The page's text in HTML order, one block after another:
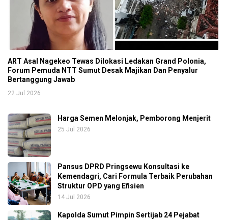
ART Asal Nagekeo Tewas Dilokasi Ledakan Grand Polonia,
Forum Pemuda NTT Sumut Desak Majikan Dan Penyalur
Bertanggung Jawab
22 Jul 2026
Harga Semen Melonjak, Pemborong Menjerit
25 Jul 2026
Pansus DPRD Pringsewu Konsultasi ke
Kemendagri, Cari Formula Terbaik Perubahan
Struktur OPD yang Efisien
14 Jul 2026
Kapolda Sumut Pimpin Sertijab 24 Pejabat